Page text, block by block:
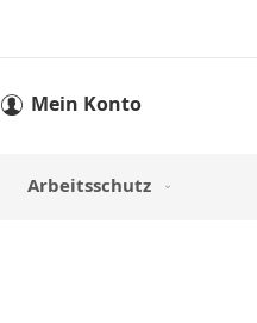
Mein Warenkorb
Mein Konto
Arbeitsschutz